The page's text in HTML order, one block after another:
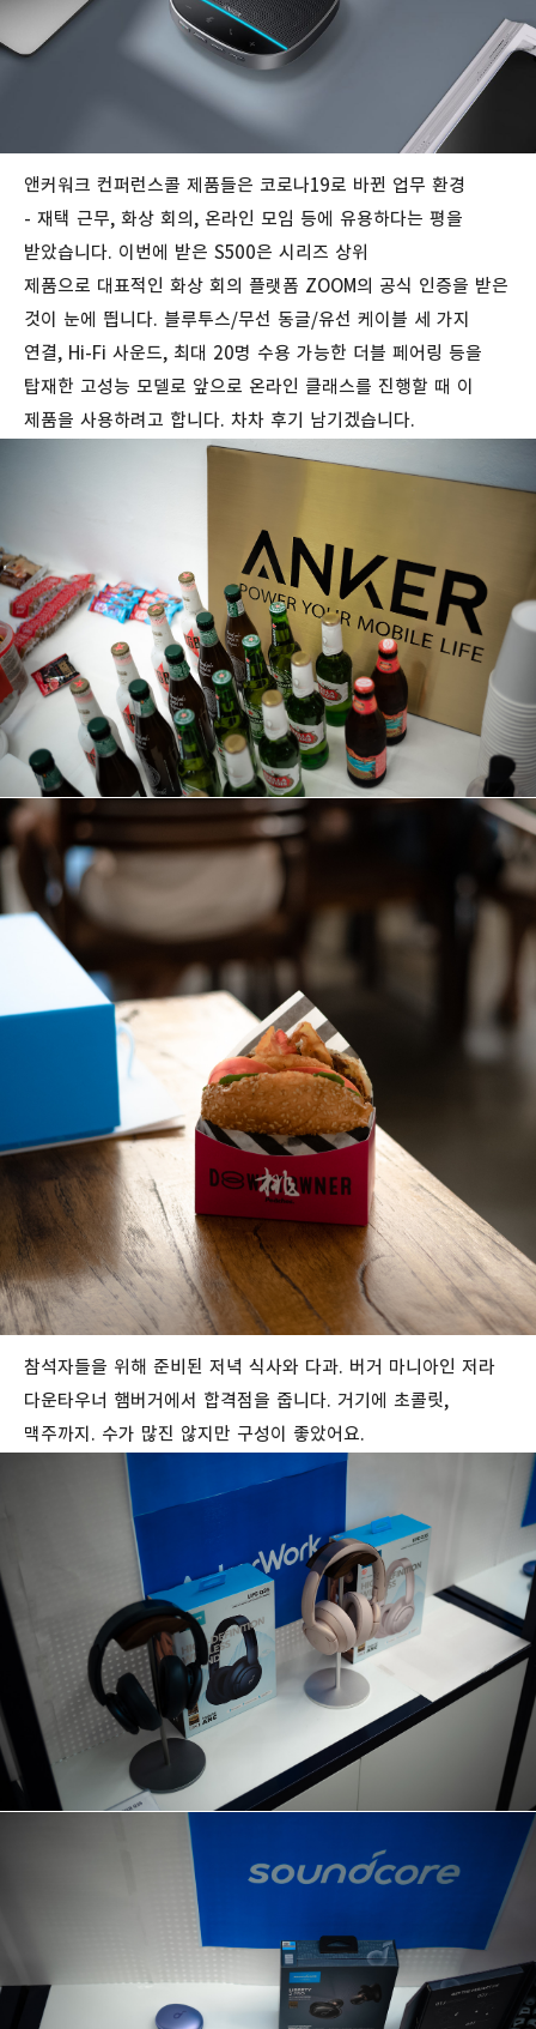
앤커워크 컨퍼런스콜 제품들은 코로나19로 바뀐 업무 환경
- 재택 근무, 화상 회의, 온라인 모임 등에 유용하다는 평을
받았습니다. 이번에 받은 S500은 시리즈 상위
제품으로 대표적인 화상 회의 플랫폼 ZOOM의 공식 인증을 받은
것이 눈에 띕니다. 블루투스/무선 동글/유선 케이블 세 가지
연결, Hi-Fi 사운드, 최대 20명 수용 가능한 더블 페어링 등을
탑재한 고성능 모델로 앞으로 온라인 클래스를 진행할 때 이
제품을 사용하려고 합니다. 차차 후기 남기겠습니다.
참석자들을 위해 준비된 저녁 식사와 다과. 버거 마니아인 저라
다운타우너 햄버거에서 합격점을 줍니다. 거기에 초콜릿,
맥주까지. 수가 많진 않지만 구성이 좋았어요.